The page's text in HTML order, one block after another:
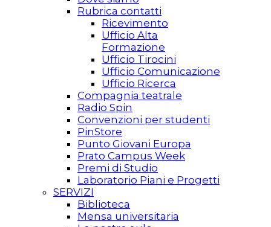
Rubrica contatti
Ricevimento
Ufficio Alta
Formazione
Ufficio Tirocini
Ufficio Comunicazione
Ufficio Ricerca
Compagnia teatrale
Radio Spin
Convenzioni per studenti
PinStore
Punto Giovani Europa
Prato Campus Week
Premi di Studio
Laboratorio Piani e Progetti
SERVIZI
Biblioteca
Mensa universitaria